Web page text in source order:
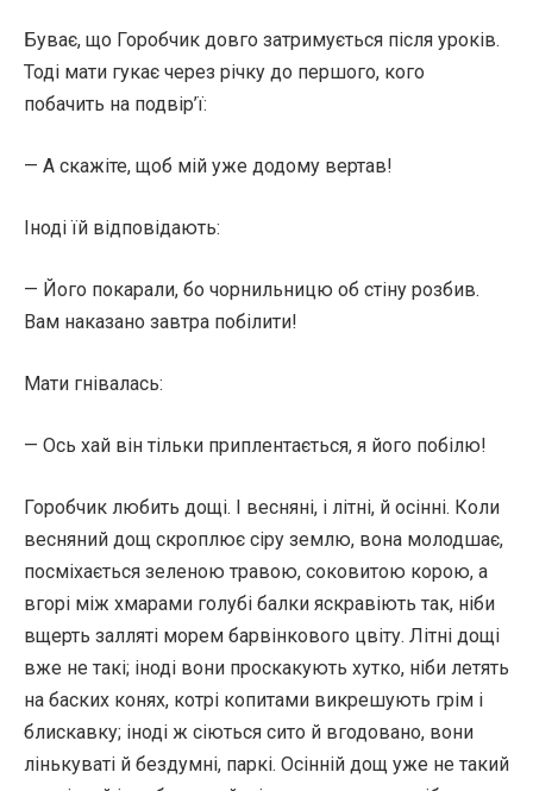
Буває, що Горобчик довго затримується після уроків.
Тоді мати гукає через річку до першого, кого
побачить на подвір’ї:
— А скажіте, щоб мій уже додому вертав!
Іноді їй відповідають:
— Його покарали, бо чорнильницю об стіну розбив.
Вам наказано завтра побілити!
Мати гнівалась:
— Ось хай він тільки приплентається, я його побілю!
Горобчик любить дощі. І весняні, і літні, й осінні. Коли
весняний дощ скроплює сіру землю, вона молодшає,
посміхається зеленою травою, соковитою корою, а
вгорі між хмарами голубі балки яскравіють так, ніби
вщерть залляті морем барвінкового цвіту. Літні дощі
вже не такі; іноді вони проскакують хутко, ніби летять
на баских конях, котрі копитами викрешують грім і
блискавку; іноді ж сіються сито й вгодовано, вони
лінькуваті й бездумні, паркі. Осінній дощ уже не такий